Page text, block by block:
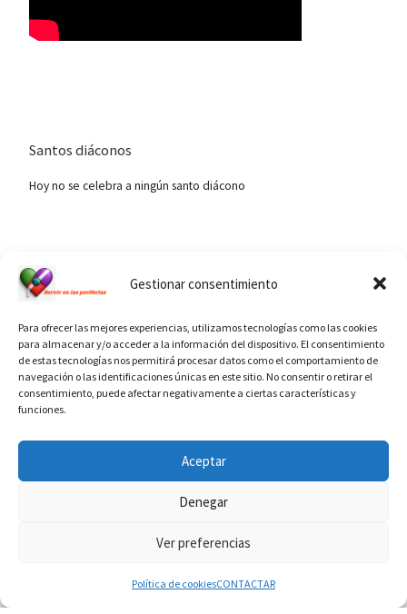
Gestionar consentimiento
Para ofrecer las mejores experiencias, utilizamos tecnologías como las cookies
para almacenar y/o acceder a la información del dispositivo. El consentimiento
de estas tecnologías nos permitirá procesar datos como el comportamiento de
navegación o las identificaciones únicas en este sitio. No consentir o retirar el
consentimiento, puede afectar negativamente a ciertas características y
funciones.
Aceptar
Denegar
Ver preferencias
Política de cookiesCONTACTAR
Santos diáconos
Hoy no se celebra a ningún santo diácono
Diaconado permanente– Todos los derechos reservados
WP